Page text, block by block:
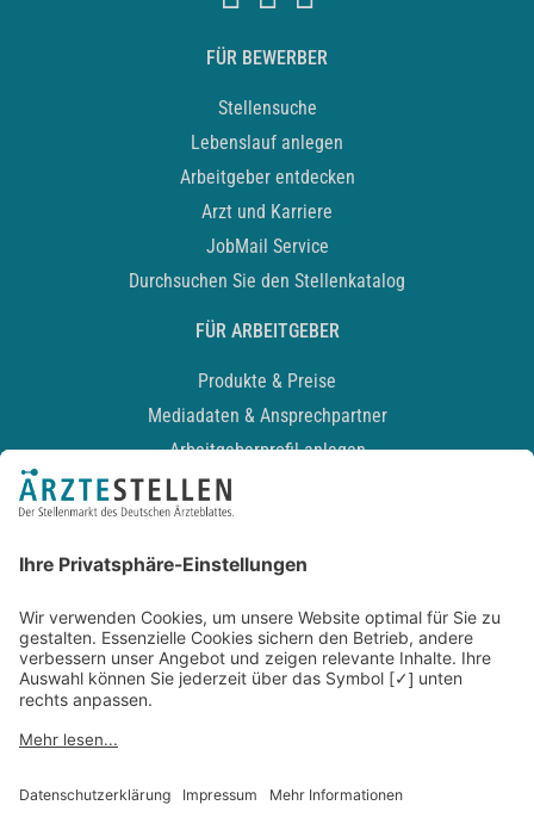
FÜR BEWERBER
Stellensuche
Lebenslauf anlegen
Arbeitgeber entdecken
Arzt und Karriere
JobMail Service
Durchsuchen Sie den Stellenkatalog
FÜR ARBEITGEBER
Produkte & Preise
Mediadaten & Ansprechpartner
Arbeitgeberprofil anlegen
Recruiting-Podcast
Kontakt
Datenschutz
Newsletter